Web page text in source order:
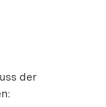
der